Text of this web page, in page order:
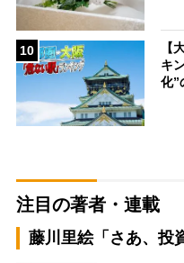
10
【
キ
化”
注目の著者・連載
藤川里絵「さあ、投